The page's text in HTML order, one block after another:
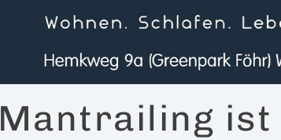
Mantrailing ist